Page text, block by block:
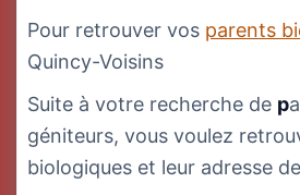
Pour retrouver vos parents
Quincy-Voisins
Suite à votre recherche de p
géniteurs, vous voulez
biologiques et leur adresse